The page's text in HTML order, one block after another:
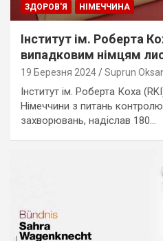
ЗДОРОВ'Я НІМЕЧЧИНА
Інститут ім. Роберта
випадковим німцям
19 Березня 2024 Suprun
Інститут ім. Роберта Коха
Німеччини з питань
захворювань, надіслав 180…